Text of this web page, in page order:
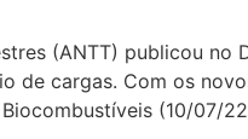
(ANTT) publicou no
cargas. Com os
(10/07/